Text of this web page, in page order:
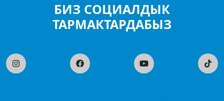
БИЗ СОЦИАЛДЫК
ТАРМАКТАРДАБЫЗ